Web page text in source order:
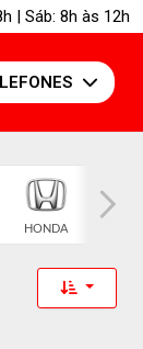
| Sáb: 8h às 12h
HONDA
Toggle